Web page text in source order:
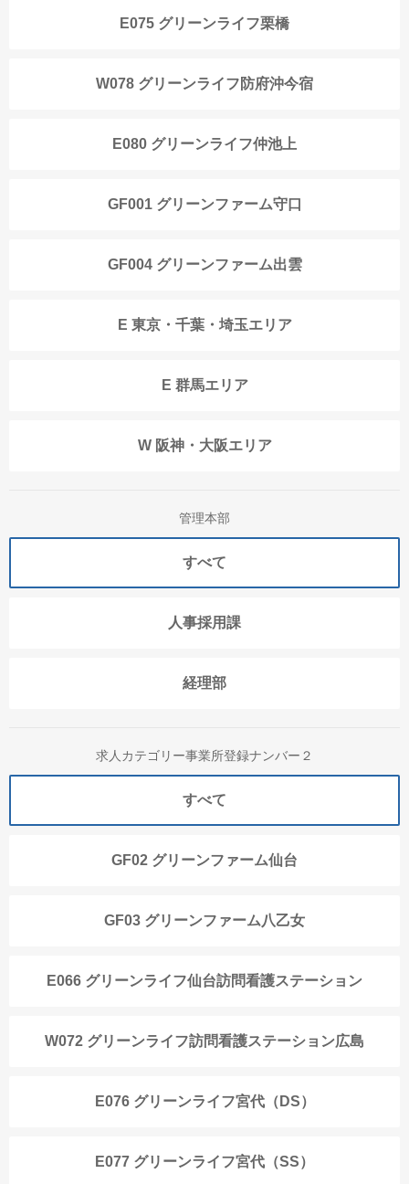
E075 グリーンライフ栗橋
W078 グリーンライフ防府沖今宿
E080 グリーンライフ仲池上
GF001 グリーンファーム守口
GF004 グリーンファーム出雲
E 東京・千葉・埼玉エリア
E 群馬エリア
W 阪神・大阪エリア
管理本部
すべて
人事採用課
経理部
求人カテゴリー事業所登録ナンバー２
すべて
GF02 グリーンファーム仙台
GF03 グリーンファーム八乙女
E066 グリーンライフ仙台訪問看護ステーション
W072 グリーンライフ訪問看護ステーション広島
E076 グリーンライフ宮代（DS）
E077 グリーンライフ宮代（SS）